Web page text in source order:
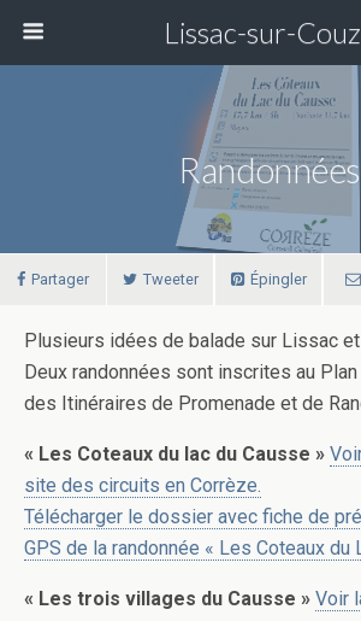
Lissac-sur-
Randonnées
Partager Tweeter Épingler
Plusieurs idées de balade sur Lissac
Deux randonnées sont inscrites au
des Itinéraires de Promenade et de
« Les Coteaux du lac du Causse »
site des circuits en Corrèze.
Télécharger le dossier avec fiche de
GPS de la randonnée « Les Coteaux du
« Les trois villages du Causse » Voir